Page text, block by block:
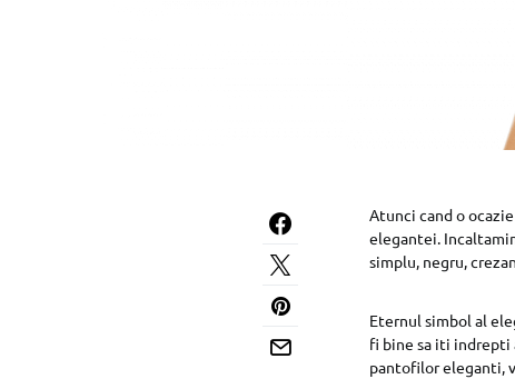
Atunci cand o
elegantei.
simplu, negru,
Eternul simbol al
fi bine sa iti indrepti
pantofilor eleganti,